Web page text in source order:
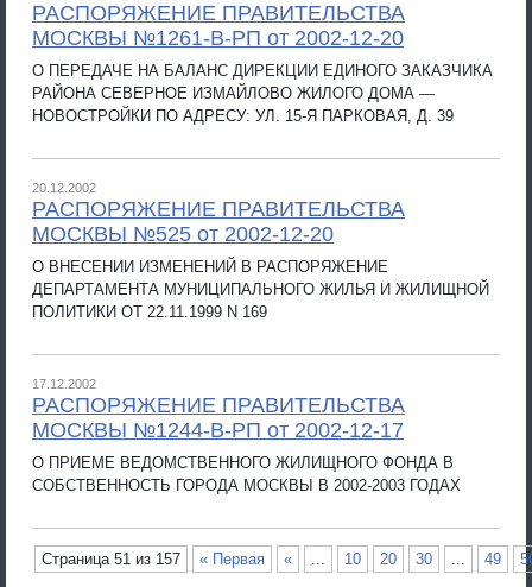
РАСПОРЯЖЕНИЕ ПРАВИТЕЛЬСТВА
МОСКВЫ №1261-В-РП от 2002-12-20
О ПЕРЕДАЧЕ НА БАЛАНС ДИРЕКЦИИ ЕДИНОГО ЗАКАЗЧИКА
РАЙОНА СЕВЕРНОЕ ИЗМАЙЛОВО ЖИЛОГО ДОМА —
НОВОСТРОЙКИ ПО АДРЕСУ: УЛ. 15-Я ПАРКОВАЯ, Д. 39
20.12.2002
РАСПОРЯЖЕНИЕ ПРАВИТЕЛЬСТВА
МОСКВЫ №525 от 2002-12-20
О ВНЕСЕНИИ ИЗМЕНЕНИЙ В РАСПОРЯЖЕНИЕ
ДЕПАРТАМЕНТА МУНИЦИПАЛЬНОГО ЖИЛЬЯ И ЖИЛИЩНОЙ
ПОЛИТИКИ ОТ 22.11.1999 N 169
17.12.2002
РАСПОРЯЖЕНИЕ ПРАВИТЕЛЬСТВА
МОСКВЫ №1244-В-РП от 2002-12-17
О ПРИЕМЕ ВЕДОМСТВЕННОГО ЖИЛИЩНОГО ФОНДА В
СОБСТВЕННОСТЬ ГОРОДА МОСКВЫ В 2002-2003 ГОДАХ
Страница 51 из 157 « Первая « ... 10 20 30 ... 49